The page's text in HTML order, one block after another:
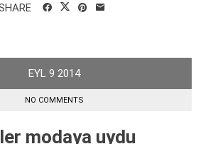
EYL 9 2014
NO COMMENTS
modaya uydu